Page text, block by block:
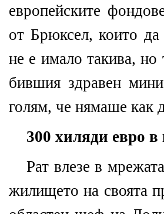
европейските
от Брюксел, които да
не е имало такива, но
бившия здравен
голям, че нямаше как
300 хиляди евро
Рат влезе в
жилището на своята